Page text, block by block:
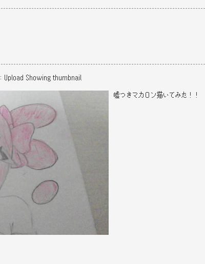
： Upload Showing thumbnail
嘘つきマカロン描いてみた！！